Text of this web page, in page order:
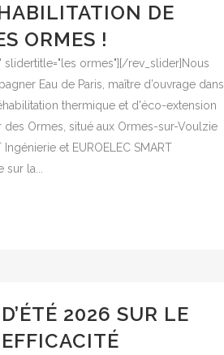
DE
ORMES !
slidertitle="les ormes"][/rev_slider]Nous
Eau de Paris, maître d’ouvrage dans
thermique et d'éco-extension
des Ormes, situé aux Ormes-sur-Voulzie
et EUROELEC SMART
la...
2026 SUR LE